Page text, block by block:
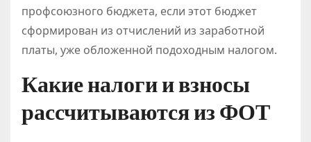
профсоюзного бюджета, если этот бюджет
сформирован из отчислений из заработной
платы, уже обложенной подоходным налогом.
Какие налоги и взносы
рассчитываются из ФОТ